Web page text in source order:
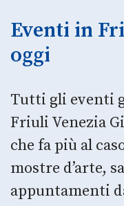
Eventi in
oggi
Tutti gli eventi
Friuli Venezia
che fa più al
mostre d’arte,
appuntamenti